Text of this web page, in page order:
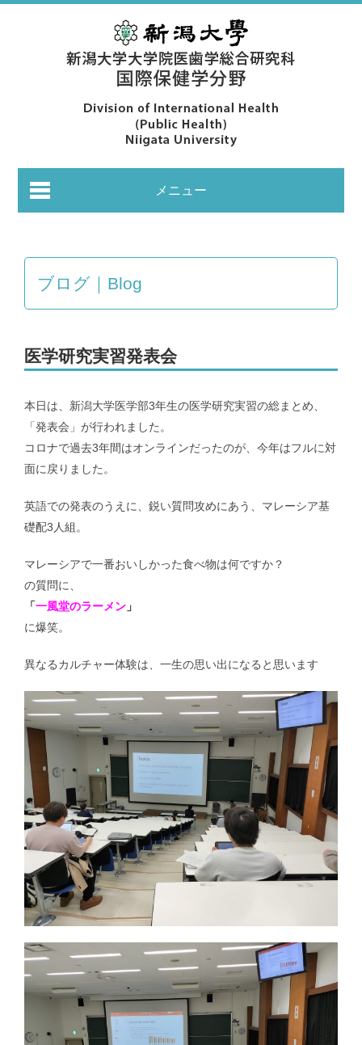
メニュー
あいさつ｜Greeting
メンバー｜Member
アクセス｜Access
都道府県別のCOVID-19患者推移｜COVID-19 patients at prefecture
新潟県および新潟市のCOVID-19の実効再生産数｜COVID-19
インフルエンザ | Influenza virus
抗インフルエンザ剤感受性低下株調査｜Antiviral Susceptibility
RSウイルス｜Respiratory syncytial virus
地理情報システム｜Geographic Information Systems（GIS）
社会疫学研究｜Social Epidemiology
ブログ｜Blog
医学研究実習発表会
本日は、新潟大学医学部3年生の医学研究実習の総まとめ、
「発表会」が行われました。
コロナで過去3年間はオンラインだったのが、今年はフルに対
面に戻りました。
英語での発表のうえに、鋭い質問攻めにあう、マレーシア基
礎配3人組。
マレーシアで一番おいしかった食べ物は何ですか？
の質問に、
「一風堂のラーメン 」
に爆笑。
異なるカルチャー体験は、一生の思い出になると思います